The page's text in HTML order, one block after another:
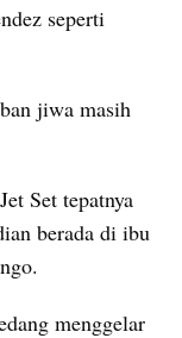
seperti
jiwa masih
Set tepatnya
berada di ibu
menggelar